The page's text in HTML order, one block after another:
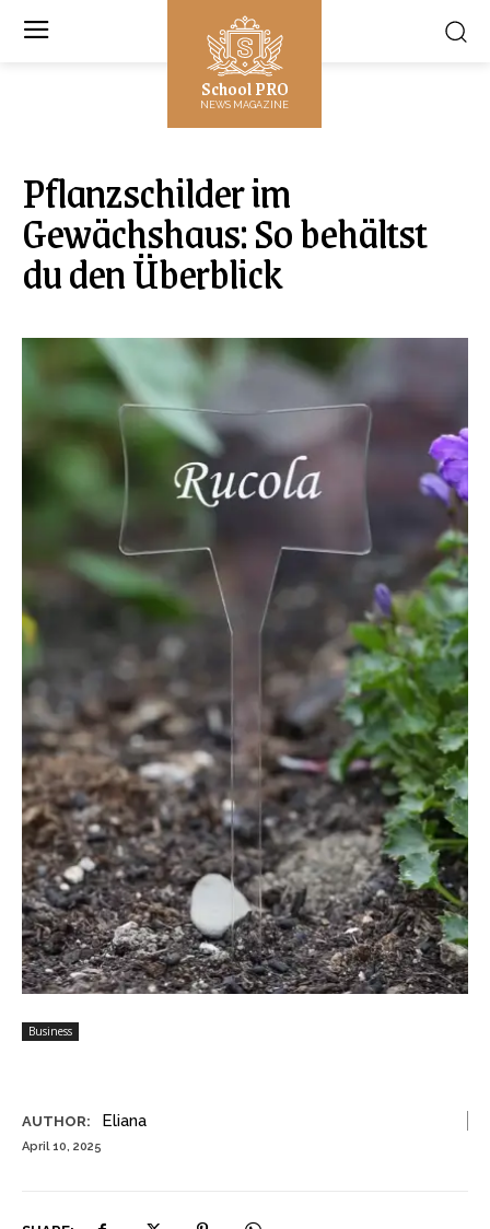
School PRO
NEWS MAGAZINE
AUTHOR: Eliana
April 10, 2025
Pflanzschilder im
Gewächshaus: So behältst
du den Überblick
Business